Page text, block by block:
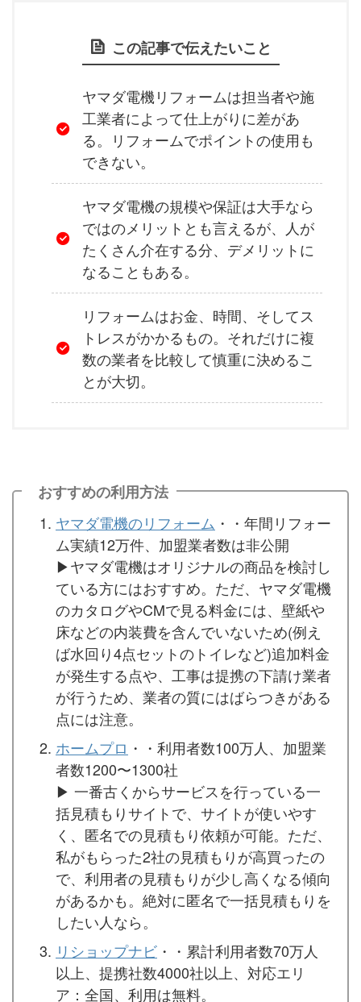
この記事で伝えたいこと
ヤマダ電機リフォームは担当者や施
工業者によって仕上がりに差があ
る。リフォームでポイントの使用も
できない。
ヤマダ電機の規模や保証は大手なら
ではのメリットとも言えるが、人が
たくさん介在する分、デメリットに
なることもある。
リフォームはお金、時間、そしてス
トレスがかかるもの。それだけに複
数の業者を比較して慎重に決めるこ
とが大切。
おすすめの利用方法
ヤマダ電機のリフォーム ・・年間リフォー
ム実績12万件、加盟業者数は非公開
▶︎ヤマダ電機はオリジナルの商品を検討し
ている方にはおすすめ。ただ、ヤマダ電機
のカタログやCMで見る料金には、壁紙や
床などの内装費を含んでいないため(例え
ば水回り4点セットのトイレなど)追加料金
が発生する点や、工事は提携の下請け業者
が行うため、業者の質にはばらつきがある
点には注意。
ホームプロ ・・利用者数100万人、加盟業
者数1200〜1300社
▶︎ 一番古くからサービスを行っている一
括見積もりサイトで、サイトが使いやす
く、匿名での見積もり依頼が可能。ただ、
私がもらった2社の見積もりが高買ったの
で、利用者の見積もりが少し高くなる傾向
があるかも。絶対に匿名で一括見積もりを
したい人なら。
リショップナビ ・・累計利用者数70万人
以上、提携社数4000社以上、対応エリ
ア：全国、利用は無料。